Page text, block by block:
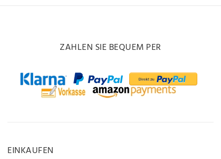
ZAHLEN SIE BEQUEM PER
EINKAUFEN